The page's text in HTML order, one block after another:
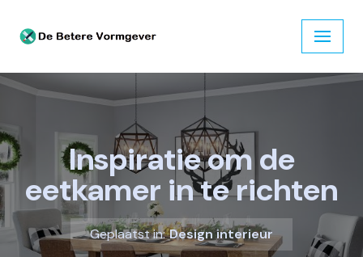
Ga
de
Inspiratie om de
eetkamer in te richten
Geplaatst in: Design interieur